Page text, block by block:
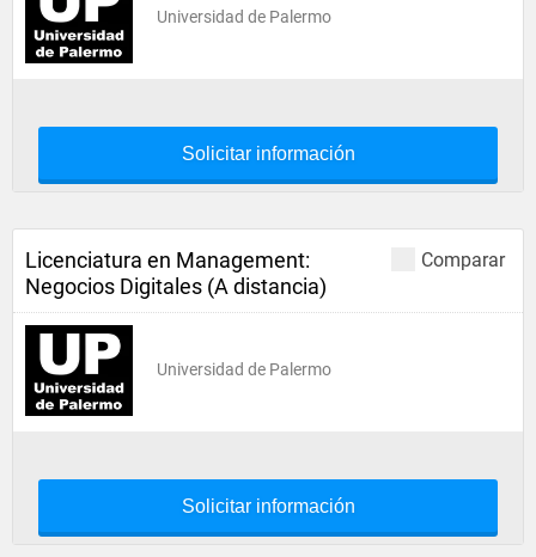
Universidad de Palermo
Solicitar información
Comparar
Licenciatura en Management:
Negocios Digitales (A distancia)
Universidad de Palermo
Solicitar información